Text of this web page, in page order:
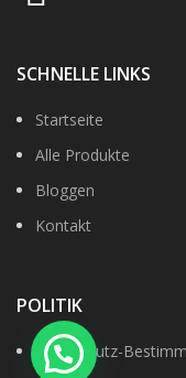
SCHNELLE LINKS
Startseite
Alle Produkte
Bloggen
Kontakt
POLITIK
Datenshutz-